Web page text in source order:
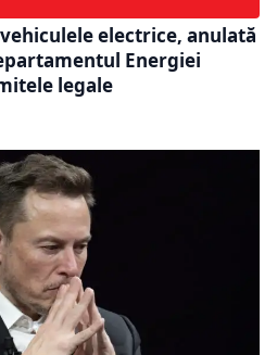
electrice, anulată
Energiei
legale